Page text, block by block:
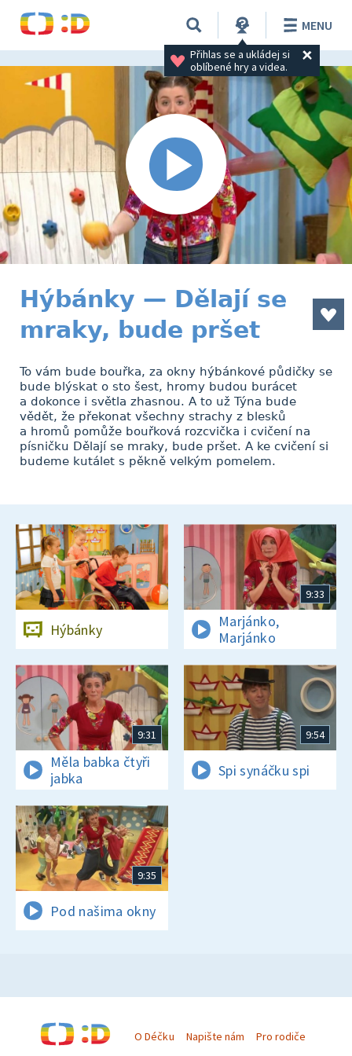
Přihlas se a ukládej si
oblíbené hry a videa.
MENU
Hýbánky — Dělají se
mraky, bude pršet
To vám bude bouřka, za okny hýbánkové půdičky se
bude blýskat o sto šest, hromy budou burácet
a dokonce i světla zhasnou. A to už Týna bude
vědět, že překonat všechny strachy z blesků
a hromů pomůže bouřková rozcvička i cvičení na
písničku Dělají se mraky, bude pršet. A ke cvičení si
budeme kutálet s pěkně velkým pomelem.
Hýbánky
9:33
Marjánko,
Marjánko
9:31
Měla babka čtyři
jabka
9:54
Spi synáčku spi
9:35
Pod našima okny
O Déčku Napište nám Pro rodiče